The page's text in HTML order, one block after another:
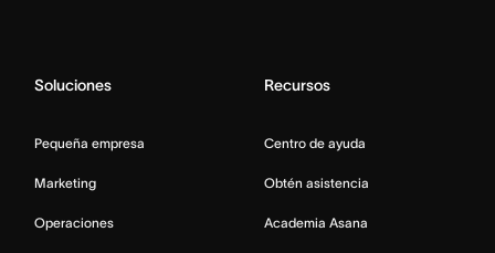
Soluciones
Pequeña empresa
Marketing
Operaciones
Recursos
Centro de ayuda
Obtén asistencia
Academia Asana